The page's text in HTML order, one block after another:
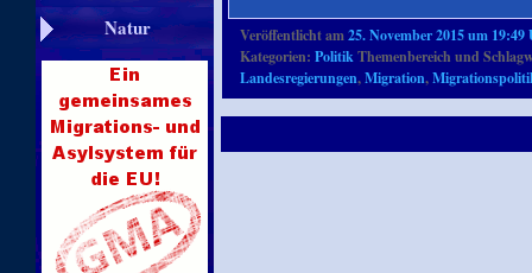
Natur
Veröffentlicht am25. November 2015 um 19:49
Kategorien:PolitikThemenbereich und
Landesregierungen,Migration,